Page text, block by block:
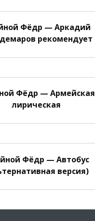
Фёдр — Аркадий
рекомендует
Фёдр — Армейская
лирическая
Фёдр — Автобус
версия)